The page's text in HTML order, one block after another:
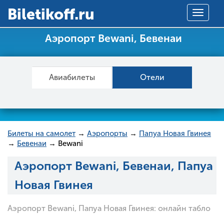
Toggle
Вiletikoff.ru
Аэропорт Bewani, Бевенаи
Авиабилеты Отели
Билеты на самолет → Аэропорты → Папуа Новая Гвинея
→ Бевенаи → Bewani
Аэропорт Bewani, Бевенаи, Папуа
Новая Гвинея
Аэропорт Bewani, Папуа Новая Гвинея: онлайн табло